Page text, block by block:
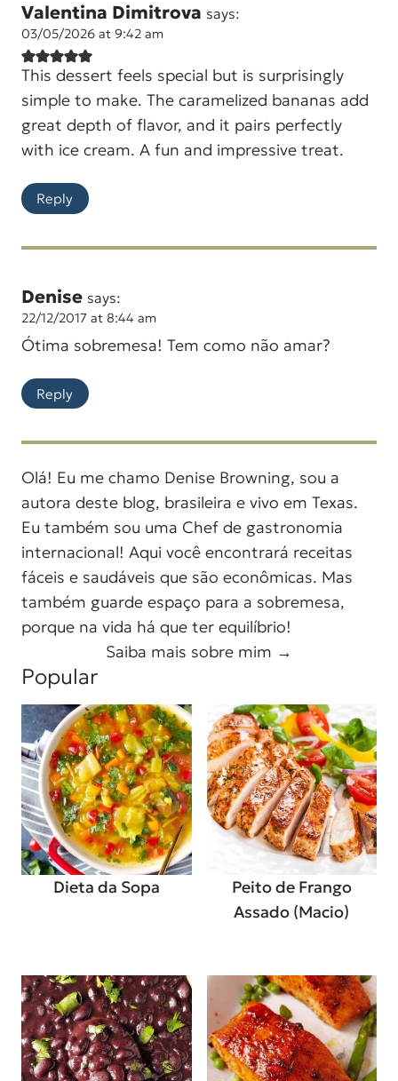
Valentina Dimitrova says:
03/05/2026 at 9:42 am
This dessert feels special but is surprisingly
simple to make. The caramelized bananas add
great depth of flavor, and it pairs perfectly
with ice cream. A fun and impressive treat.
Reply
Denise says:
22/12/2017 at 8:44 am
Ótima sobremesa! Tem como não amar?
Reply
Olá! Eu me chamo Denise Browning, sou a
autora deste blog, brasileira e vivo em Texas.
Eu também sou uma Chef de gastronomia
internacional! Aqui você encontrará receitas
fáceis e saudáveis que são econômicas. Mas
também guarde espaço para a sobremesa,
porque na vida há que ter equilíbrio!
Saiba mais sobre mim →
Popular
Dieta da Sopa
Peito de Frango
Assado (Macio)